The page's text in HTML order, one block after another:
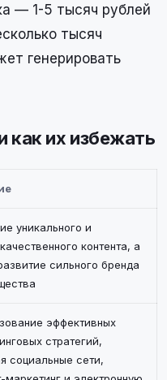
— 1-5 тысяч рублей
тысяч
генерировать
их избежать
уникального и
контента, а
сильного бренда
эффективных
стратегий,
социальные сети,